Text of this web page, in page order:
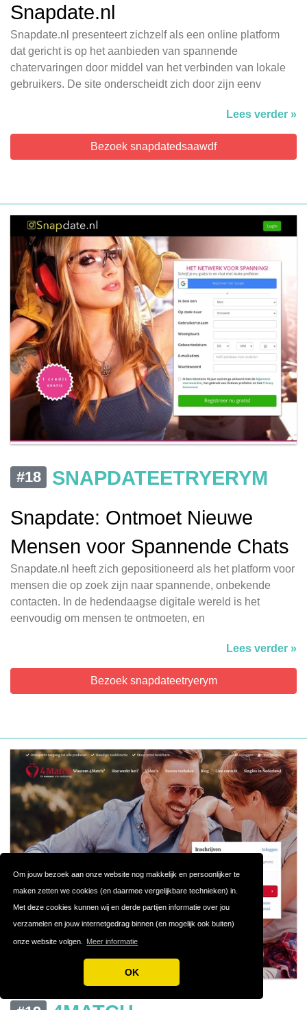
Om jouw bezoek aan onze website nog makkelijk en persoonlijker te
maken zetten we cookies (en daarmee vergelijkbare technieken) in.
Met deze cookies kunnen wij en derde partijen informatie over jou
verzamelen en jouw internetgedrag binnen (en mogelijk ook buiten)
onze website volgen. Meer informatie
OK
Snapdate.nl
Snapdate.nl presenteert zichzelf als een online platform
dat gericht is op het aanbieden van spannende
chatervaringen door middel van het verbinden van lokale
gebruikers. De site onderscheidt zich door zijn eenv
Lees verder »
Bezoek snapdatedsaawdf
#18
SNAPDATEETRYERYM
Snapdate: Ontmoet Nieuwe
Mensen voor Spannende Chats
Snapdate.nl heeft zich gepositioneerd als het platform voor
mensen die op zoek zijn naar spannende, onbekende
contacten. In de hedendaagse digitale wereld is het
eenvoudig om mensen te ontmoeten, en
Lees verder »
Bezoek snapdateetryerym